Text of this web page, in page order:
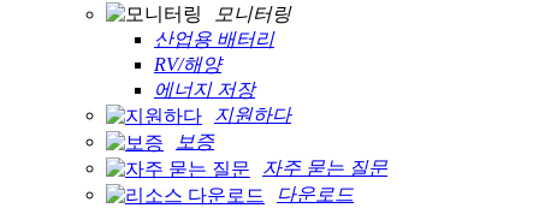
모니터링
산업용 배터리
RV/해양
에너지 저장
지원하다
보증
자주 묻는 질문
다운로드